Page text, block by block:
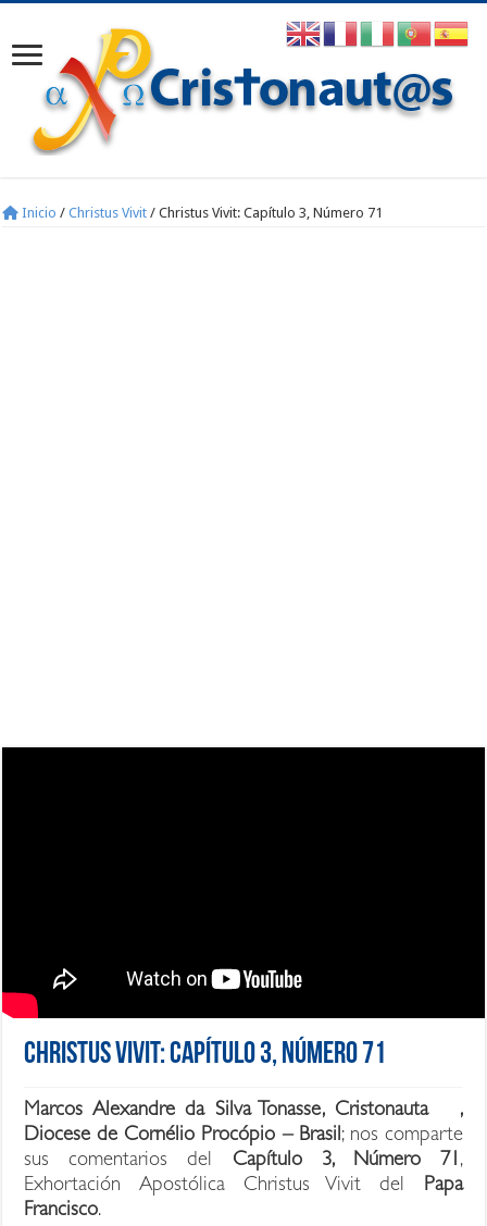
Inicio / Christus Vivit / Christus Vivit: Capítulo 3, Número 71
Christus Vivit: Capítulo 3, Número 71
Marcos Alexandre da Silva Tonasse, Cristonauta ,
Diocese de Cornélio Procópio – Brasil; nos comparte
sus comentarios del Capítulo 3, Número 71 ,
Exhortación Apostólica Christus Vivit del Papa
Francisco.